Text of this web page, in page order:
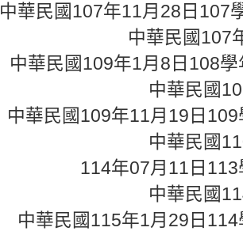
中華民國107年11月28日107
中華民國107
中華民國109年1月8日108
中華民國
中華民國109年11月19日
中華民國
114年07月11日
中華民國
中華民國115年1月29日